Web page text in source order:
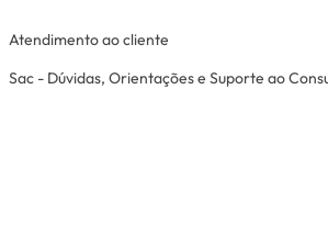
Atendimento ao cliente
Sac - Dúvidas, Orientações e Suporte ao